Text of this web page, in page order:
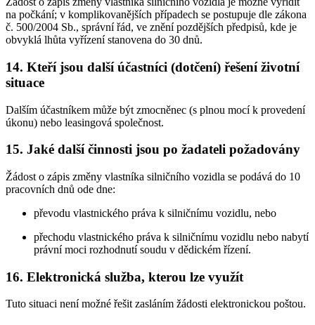
na počkání; v komplikovanějších případech se postupuje dle zákona
č. 500/2004 Sb., správní řád, ve znění pozdějších předpisů, kde je
obvyklá lhůta vyřízení stanovena do 30 dnů.
14. Kteří jsou další účastníci (dotčení) řešení životní
situace
Dalším účastníkem může být zmocněnec (s plnou mocí k provedení
úkonu) nebo leasingová společnost.
15. Jaké další činnosti jsou po žadateli požadovány
Žádost o zápis změny vlastníka silničního vozidla se podává do 10
pracovních dnů ode dne:
převodu vlastnického práva k silničnímu vozidlu, nebo
přechodu vlastnického práva k silničnímu vozidlu nebo nabytí
právní moci rozhodnutí soudu v dědickém řízení.
16. Elektronická služba, kterou lze využít
Tuto situaci není možné řešit zasláním žádosti elektronickou poštou.